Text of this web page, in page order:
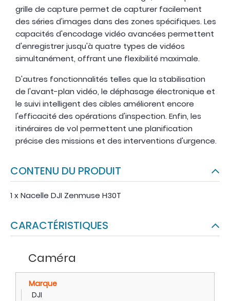
grille de capture permet de capturer facilement
des séries d'images dans des zones spécifiques. Les
capacités d'encodage vidéo avancées permettent
d'enregistrer jusqu'à quatre types de vidéos
simultanément, offrant une flexibilité maximale.
D'autres fonctionnalités telles que la stabilisation
de l'avant-plan vidéo, le déphasage électronique et
le suivi intelligent des cibles améliorent encore
l'efficacité des opérations d'inspection. Enfin, les
itinéraires de vol permettent une planification
précise des missions et des interventions d'urgence.
CONTENU DU PRODUIT
1 x Nacelle DJI Zenmuse H30T
CARACTÉRISTIQUES
Caméra
Marque
DJI